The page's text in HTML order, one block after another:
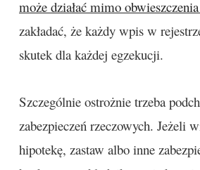
może działać mimo
zakładać, że każdy wpis w
skutek dla każdej egzekucji.
Szczególnie ostrożnie trzeba
zabezpieczeń rzeczowych. Jeżeli
hipotekę, zastaw albo inne